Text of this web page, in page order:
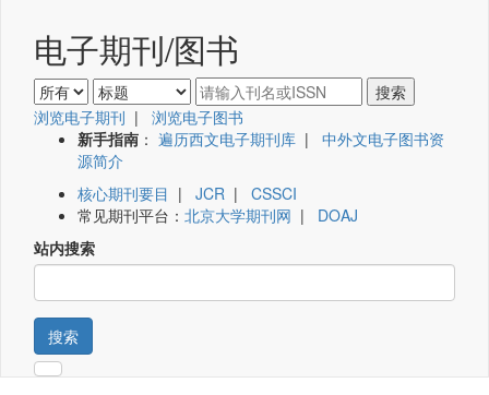
电子期刊/图书
浏览电子期刊 | 浏览电子图书
新手指南 ： 遍历西文电子期刊库 | 中外文电子图书资
源简介
核心期刊要目 | JCR | CSSCI
常见期刊平台： 北京大学期刊网 | DOAJ
站内搜索
搜索